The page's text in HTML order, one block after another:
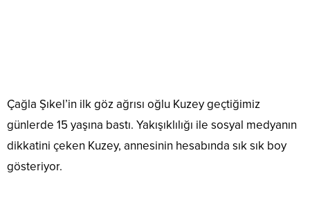
Çağla Şıkel’in ilk göz ağrısı oğlu Kuzey geçtiğimiz
günlerde 15 yaşına bastı. Yakışıklılığı ile sosyal medyanın
dikkatini çeken Kuzey, annesinin hesabında sık sık boy
gösteriyor.